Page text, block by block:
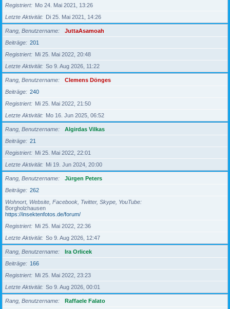
Registriert
Mo 24. Mai 2021, 13:26
Letzte Aktivität
Di 25. Mai 2021, 14:26
Rang, Benutzername
JuttaAsamoah
Beiträge
201
Registriert
Mi 25. Mai 2022, 20:48
Letzte Aktivität
So 9. Aug 2026, 11:22
Rang, Benutzername
Clemens Dönges
Beiträge
240
Registriert
Mi 25. Mai 2022, 21:50
Letzte Aktivität
Mo 16. Jun 2025, 06:52
Rang, Benutzername
Algirdas Vilkas
Beiträge
21
Registriert
Mi 25. Mai 2022, 22:01
Letzte Aktivität
Mi 19. Jun 2024, 20:00
Rang, Benutzername
Jürgen Peters
Beiträge
262
Wohnort, Website, Facebook, Twitter, Skype, YouTube
Borgholzhausen
https://insektenfotos.de/forum/
Registriert
Mi 25. Mai 2022, 22:36
Letzte Aktivität
So 9. Aug 2026, 12:47
Rang, Benutzername
Ira Orlicek
Beiträge
166
Registriert
Mi 25. Mai 2022, 23:23
Letzte Aktivität
So 9. Aug 2026, 00:01
Rang, Benutzername
Raffaele Falato